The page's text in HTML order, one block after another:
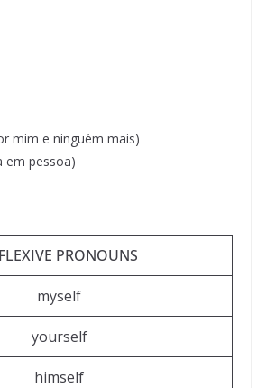
mim e ninguém mais)
em pessoa)
PRONOUNS
myself
yourself
himself